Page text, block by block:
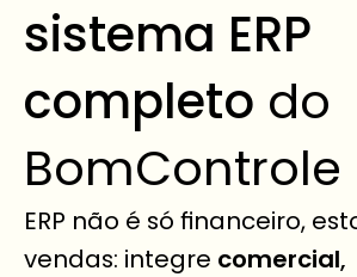
sistema ERP
completo do
BomControle
ERP não é só financeiro,
vendas: integre comercial,